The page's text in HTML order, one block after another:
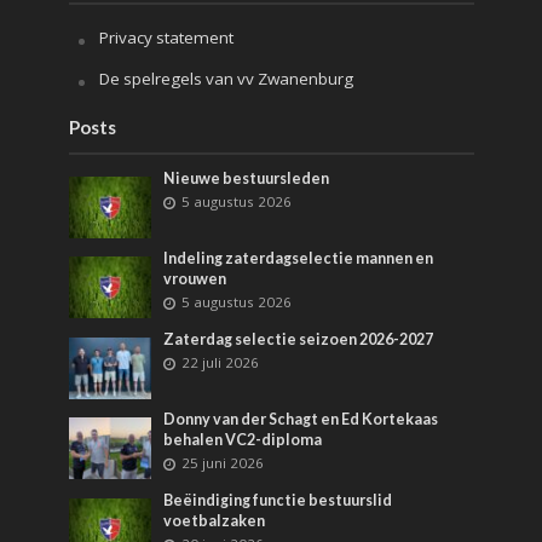
Privacy statement
De spelregels van vv Zwanenburg
Posts
Nieuwe bestuursleden
5 augustus 2026
Indeling zaterdagselectie mannen en
vrouwen
5 augustus 2026
Zaterdag selectie seizoen 2026-2027
22 juli 2026
Donny van der Schagt en Ed Kortekaas
behalen VC2-diploma
25 juni 2026
Beëindiging functie bestuurslid
voetbalzaken